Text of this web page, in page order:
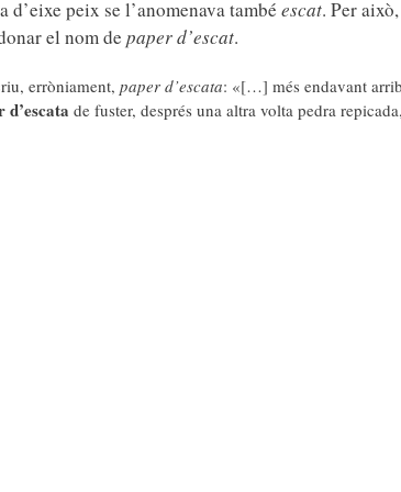
peix se l’anomenava també escat. Per
el nom de paper d’escat.
erròniament, paper d’escata: «[…] més endavant
d’escata de fuster, després una altra volta pedra